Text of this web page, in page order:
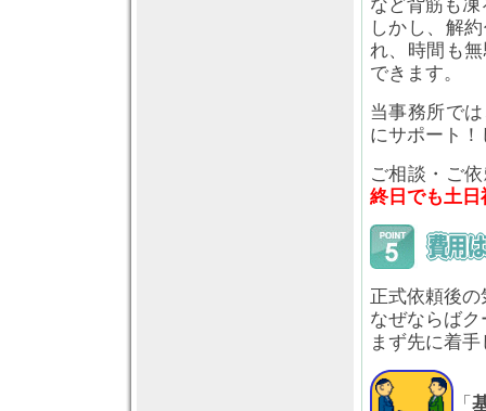
など背筋も
しかし、解
れ、時間も
できます。
当事務所で
にサポート！
ご相談・ご
終日でも土
正式依頼後の
なぜならば
まず先に着
「